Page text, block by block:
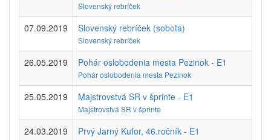
Slovenský rebríček
07.09.2019 Slovenský rebríček (sobota)
Slovenský rebríček
26.05.2019 Pohár oslobodenia mesta Pezinok - E1
Pohár oslobodenia mesta Pezinok
25.05.2019 Majstrovstvá SR v šprinte - E1
Majstrovstvá SR v šprinte
24.03.2019 Prvý Jarný Kufor, 46.ročník - E1